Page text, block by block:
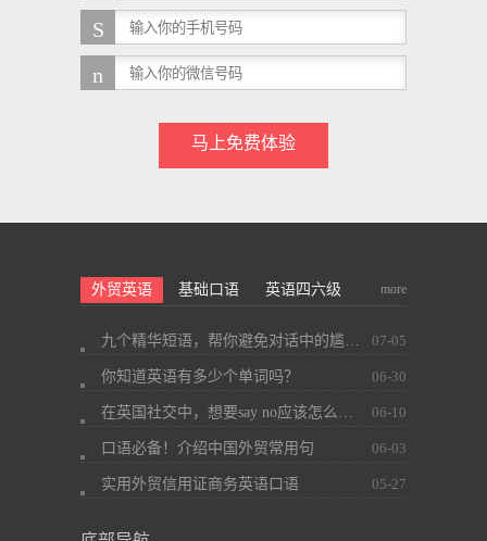
马上免费体验
外贸英语 基础口语 英语四六级 more
九个精华短语，帮你避免对话中的尴尬~ 07-05
你知道英语有多少个单词吗？ 06-30
在英国社交中，想要say no应该怎么办？ 06-10
口语必备！介绍中国外贸常用句 06-03
实用外贸信用证商务英语口语 05-27